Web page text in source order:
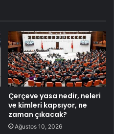
Çerçeve yasa nedir, neleri
ve kimleri kapsıyor, ne
zaman çıkacak?
Ağustos 10, 2026